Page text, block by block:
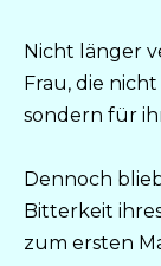
Nicht länger
Frau, die
sondern für
Dennoch
Bitterkeit
zum ersten